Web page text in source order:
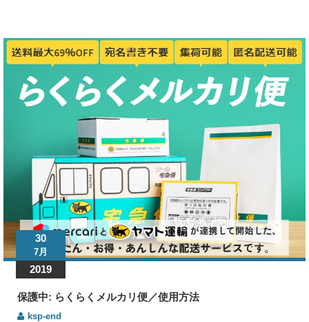
30
7月
2019
保護中: らくらくメルカリ便／使用方法
ksp-end